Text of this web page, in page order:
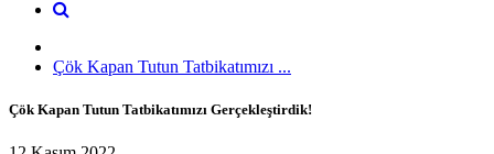
Çök Kapan Tutun Tatbikatımızı ...
Çök Kapan Tutun Tatbikatımızı Gerçekleştirdik!